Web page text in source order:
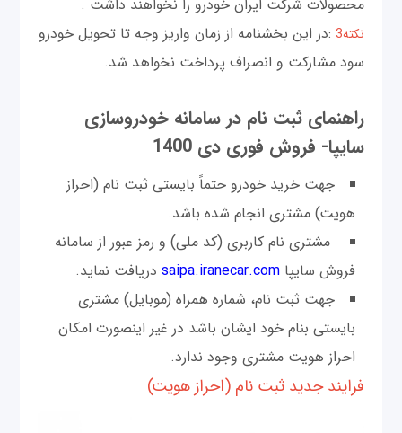
محصولات شركت ايران خودرو را نخواهند داشت .
نكته3
:در اين بخشنامه از زمان واريز وجه تا تحويل خودرو
سود مشاركت و انصراف پرداخت نخواهد شد.
راهنمای ثبت نام در سامانه خودروسازی
سایپا- فروش فوری دی 1400
جهت خريد خودرو حتماً‌ بايستی ثبت نام (احراز
هويت) مشتری انجام شده باشد.
مشتری نام كاربری (كد ملی) و رمز عبور از سامانه
فروش سايپاsaipa.iranecar.com دريافت نمايد.
جهت ثبت نام، شماره همراه (موبايل) مشتری
بايستی بنام خود ايشان باشد در غير اينصورت امكان
احراز هويت مشتری وجود ندارد.
فرایند جدید ثبت نام (احراز هویت)